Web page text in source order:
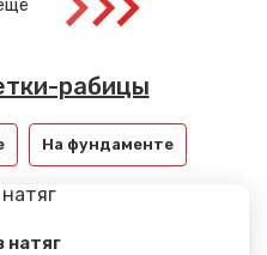
рабицы
На фундаменте
натяг